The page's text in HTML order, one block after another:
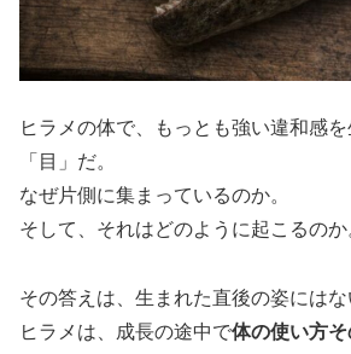
ヒラメの体で、もっとも強い違和感
「目」だ。
なぜ片側に集まっているのか。
そして、それはどのように起こるのか
その答えは、生まれた直後の姿にはな
ヒラメは、成長の途中で体の使い方